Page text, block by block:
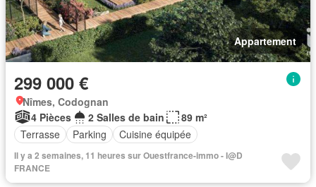
Appartement
299 000 €
Nîmes, Codognan
4 Pièces
2 Salles de bain
89 m²
Terrasse
Parking Cuisine équipée
Il y a 2 semaines, 11 heures sur Ouestfrance-immo - I@D
FRANCE